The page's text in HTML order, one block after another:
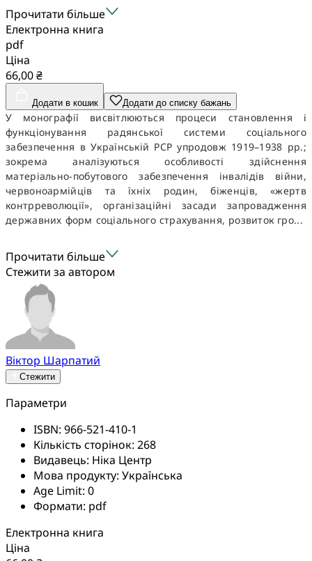
Прочитати більше
Електронна книга
pdf
Ціна
66,00 ₴
Додати в кошик Додати до списку бажань
У монографії висвітлюються процеси становлення і
функціонування радянської системи соціального
забезпечення в Українській РСР упродовж 1919–1938 рр.;
зокрема аналізуються особливості здійснення
матеріально-побутового забезпечення інвалідів війни,
червоноармійців та їхніх родин, біженців, «жертв
контрреволюції», організаційні засади запровадження
державних форм соціального страхування, розвиток гро...
Прочитати більше
Стежити за автором
Віктор Шарпатий
Стежити
Параметри
ISBN: 966-521-410-1
Кількість сторінок: 268
Видавець: Ніка Центр
Мова продукту: Українська
Age Limit: 0
Формати: pdf
Електронна книга
Ціна